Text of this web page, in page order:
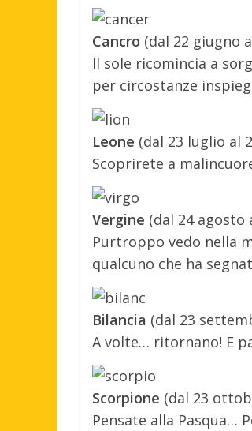
Cancro (dal 22 giugno
Il sole ricomincia a
per circostanze
Leone (dal 23 luglio al
Scoprirete a
Vergine (dal 24 agosto
Purtroppo vedo nella
qualcuno che ha
Bilancia (dal 23
A volte… ritornano! E
Scorpione (dal 23
Pensate alla Pasqua…